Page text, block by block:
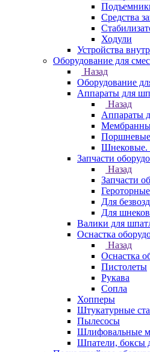
Средства
Ходули
Устройства
Оборудование для
Назад
Оборудование
Аппараты для
Назад
Аппараты
Поршневые
Шнековые.
Запчасти
Назад
Запчасти
Для
Для
Валики для
Оснастка
Назад
Оснастка
Пистолеты
Рукава
Сопла
Хопперы
Штукатурные
Пылесосы
Шлифовальные
Шпатели, боксы